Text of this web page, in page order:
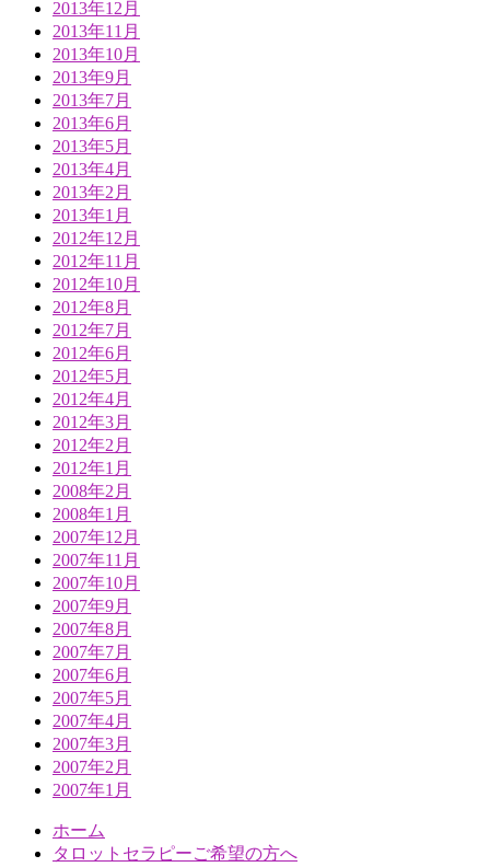
2013年12月
2013年11月
2013年10月
2013年9月
2013年7月
2013年6月
2013年5月
2013年4月
2013年2月
2013年1月
2012年12月
2012年11月
2012年10月
2012年8月
2012年7月
2012年6月
2012年5月
2012年4月
2012年3月
2012年2月
2012年1月
2008年2月
2008年1月
2007年12月
2007年11月
2007年10月
2007年9月
2007年8月
2007年7月
2007年6月
2007年5月
2007年4月
2007年3月
2007年2月
2007年1月
ホーム
タロットセラピーご希望の方へ